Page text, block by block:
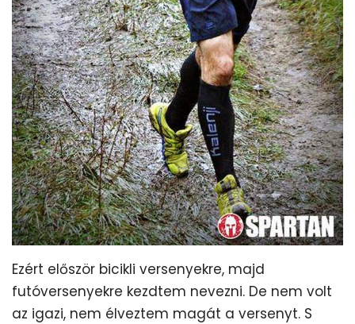
Ezért először bicikli versenyekre, majd
futóversenyekre kezdtem nevezni. De nem volt
az igazi, nem élveztem magát a versenyt. S